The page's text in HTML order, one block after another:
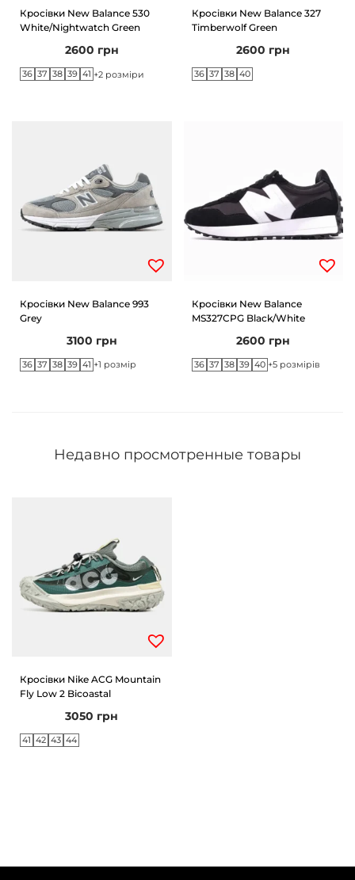
Кросівки New Balance 530
White/Nightwatch Green
2600 грн
36 37 38 39 41 +2 розміри
Кросівки New Balance 327
Timberwolf Green
2600 грн
36 37 38 40
Кросівки New Balance 993
Grey
3100 грн
36 37 38 39 41 +1 розмір
Кросівки New Balance
MS327CPG Black/White
2600 грн
36 37 38 39 40 +5 розмірів
Недавно просмотренные товары
Кросівки Nike ACG Mountain
Fly Low 2 Bicoastal
3050 грн
41 42 43 44